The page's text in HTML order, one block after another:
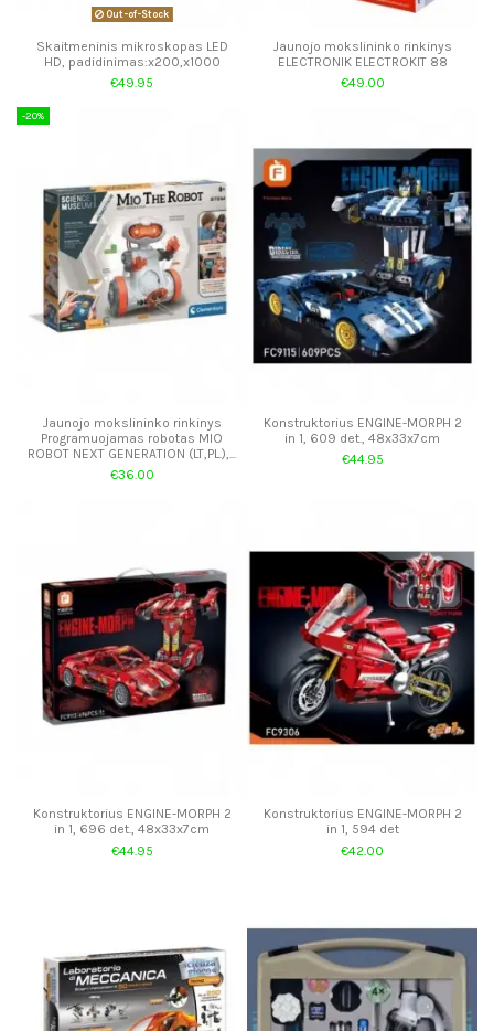
Out-of-Stock
Skaitmeninis mikroskopas LED
HD, padidinimas:x200,x1000
€49.95
Jaunojo mokslininko rinkinys
ELECTRONIK ELECTROKIT 88
€49.00
-20%
Jaunojo mokslininko rinkinys
Programuojamas robotas MIO
ROBOT NEXT GENERATION (LT,PL.),...
€36.00
Konstruktorius ENGINE-MORPH 2
in 1, 609 det., 48x33x7cm
€44.95
Konstruktorius ENGINE-MORPH 2
in 1, 696 det., 48x33x7cm
€44.95
Konstruktorius ENGINE-MORPH 2
in 1, 594 det
€42.00